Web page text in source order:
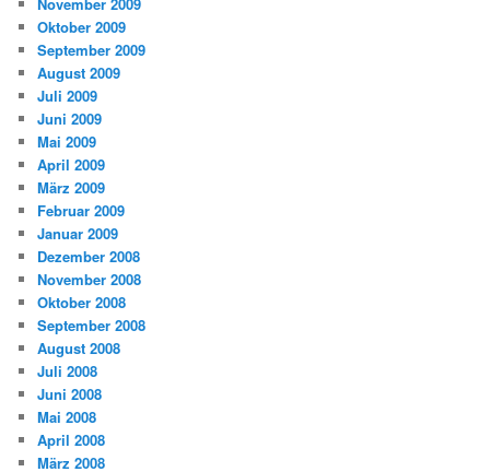
Oktober 2009
September 2009
August 2009
Juli 2009
Juni 2009
Mai 2009
April 2009
März 2009
Februar 2009
Januar 2009
Dezember 2008
November 2008
Oktober 2008
September 2008
August 2008
Juli 2008
Juni 2008
Mai 2008
April 2008
März 2008